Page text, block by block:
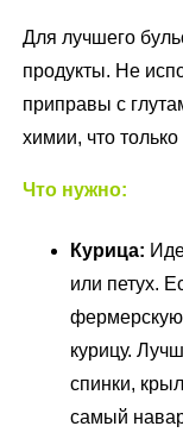
Для лучшего
продукты. Не
приправы с
химии, что
Что нужно:
Курица:
или петух.
курицу.
спинки,
самый